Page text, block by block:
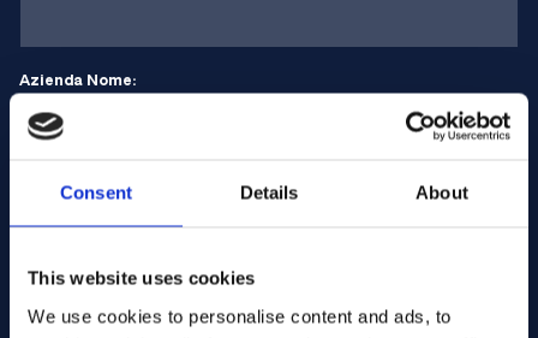
Consent Details About
This website uses cookies
We use cookies to personalise content and ads, to
Azienda Nome:
Il vostro messaggio